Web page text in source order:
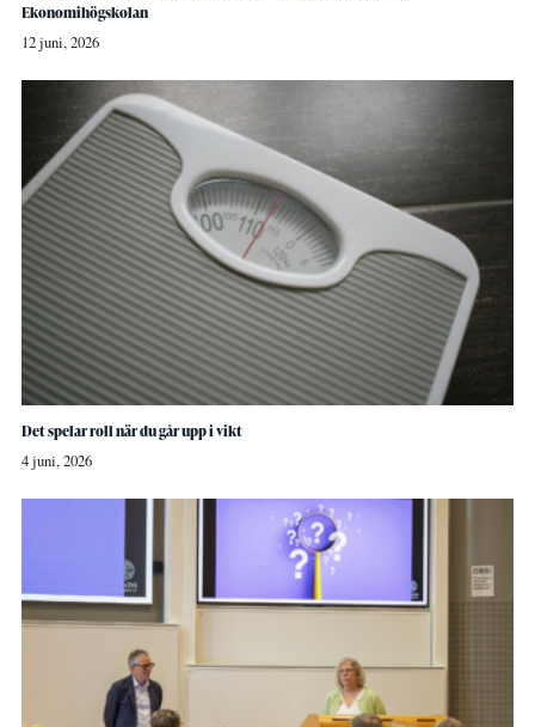
Ekonomihögskolan
12 juni, 2026
Det spelar roll när du går upp i vikt
4 juni, 2026